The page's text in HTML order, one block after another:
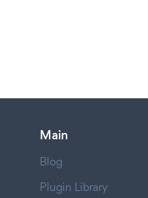
Main
Blog
Plugin Library